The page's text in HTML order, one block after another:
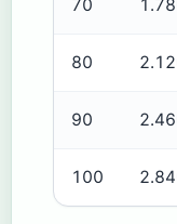
70
80
90
100